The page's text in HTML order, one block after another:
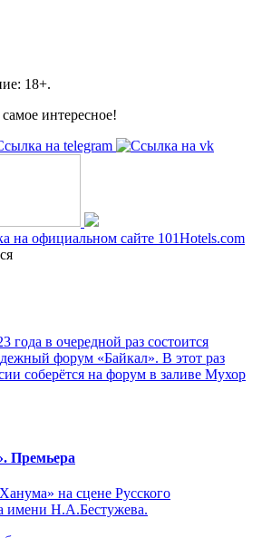
18+.
интересное!
года в очередной раз состоится
форум «Байкал». В этот раз
соберётся на форум в заливе Мухор
Премьера
на сцене Русского
имени Н.А.Бестужева.